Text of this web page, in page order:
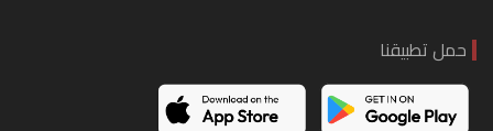
حمل تطبيقنا